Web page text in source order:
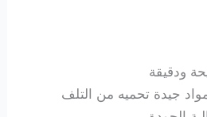
ودقيقة
جيدة تحميه من التلف